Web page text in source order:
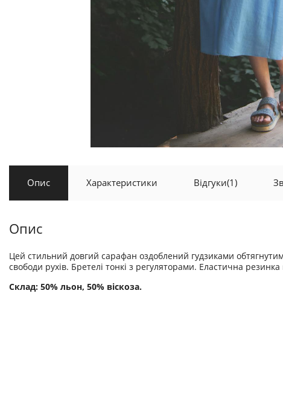
Опис Характеристики Відгуки(1)
Опис
Цей стильний довгий сарафан оздоблений гудзиками
свободи рухів. Бретелі тонкі з регуляторами. Еластична
Склад: 50% льон, 50% віскоза.